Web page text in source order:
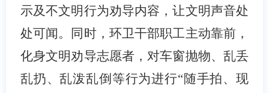
示及不文明行为劝导内容，让文明声音处
处可闻。同时，环卫干部职工主动靠前，
化身文明劝导志愿者，对车窗抛物、乱丢
乱扔、乱泼乱倒等行为进行“随手拍、现